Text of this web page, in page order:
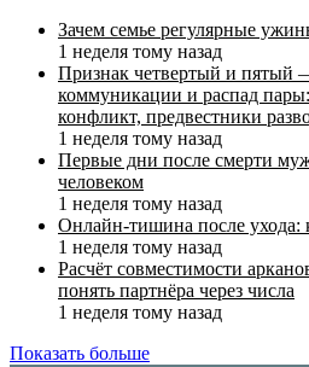
Зачем семье регулярные
1 неделя тому назад
Признак четвертый и пятый
коммуникации и распад
конфликт, предвестники
1 неделя тому назад
Первые дни после смерти
человеком
1 неделя тому назад
Онлайн-тишина после ухода:
1 неделя тому назад
Расчёт совместимости
понять партнёра через числа
1 неделя тому назад
Показать больше